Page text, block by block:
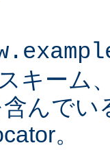
キーム
んでい
。